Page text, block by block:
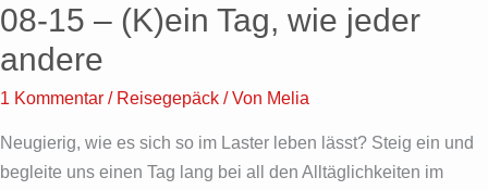
08-15 – (K)ein Tag, wie jeder
andere
1 Kommentar / Reisegepäck / Von Melia
Neugierig, wie es sich so im Laster leben lässt? Steig ein und
begleite uns einen Tag lang bei all den Alltäglichkeiten im
–
Tag,
wie
jeder
andere